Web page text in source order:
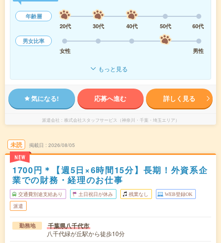
年齢層
20代
30代 40代 50代
60代
男女比率
女性
男性
もっと見る
気になる! 応募へ進む 詳しく見る
派遣会社 株式会社スタッフサービス（神奈川・千葉・埼玉エリア）
未読
NEW
掲載日 2026/08/05
1700円＊【週5日×6時間15分】長期！外資系企
業での財務・経理のお仕事
交通費別途支給あり 土日祝日が休み 残業なし WEB登録OK
派遣
勤務地 千葉県八千代市
八千代緑が丘駅から徒歩10分